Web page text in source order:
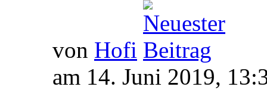
von Hofi
am 14. Juni 2019,